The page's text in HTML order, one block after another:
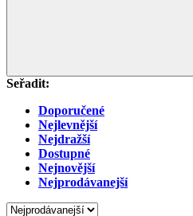
Seřadit:
Doporučené
Nejlevnější
Nejdražší
Dostupné
Nejnovější
Nejprodávanejší